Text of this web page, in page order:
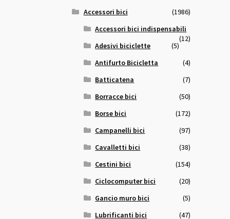
Accessori bici
(1986)
Accessori bici indispensabili
(12)
Adesivi biciclette
(5)
Antifurto Bicicletta
(4)
Batticatena
(7)
Borracce bici
(50)
Borse bici
(172)
Campanelli bici
(97)
Cavalletti bici
(38)
Cestini bici
(154)
Ciclocomputer bici
(20)
Gancio muro bici
(5)
Lubrificanti bici
(47)